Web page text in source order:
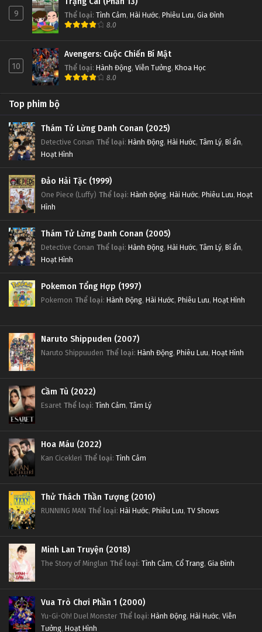
9 Thể loại: Tình Cảm, Hài Hước, Phiêu Lưu, Gia Đình
8.0
10
Avengers: Cuộc Chiến Bí Mật
Thể loại: Hành Động, Viễn Tưởng, Khoa Học
8.0
Top phim bộ
Thám Tử Lừng Danh Conan (2025)
Detective Conan Thể loại: Hành Động, Hài Hước, Tâm Lý, Bí ẩn,
Hoạt Hình
Đảo Hải Tặc (1999)
One Piece (Luffy) Thể loại: Hành Động, Hài Hước, Phiêu Lưu, Hoạt
Hình
Thám Tử Lừng Danh Conan (2005)
Detective Conan Thể loại: Hành Động, Hài Hước, Tâm Lý, Bí ẩn,
Hoạt Hình
Pokemon Tổng Hợp (1997)
Pokemon Thể loại: Hành Động, Hài Hước, Phiêu Lưu, Hoạt Hình
Naruto Shippuden (2007)
Naruto Shippuuden Thể loại: Hành Động, Phiêu Lưu, Hoạt Hình
Cầm Tù (2022)
Esaret Thể loại: Tình Cảm, Tâm Lý
Hoa Máu (2022)
Kan Cicekleri Thể loại: Tình Cảm
Thử Thách Thần Tượng (2010)
RUNNING MAN Thể loại: Hài Hước, Phiêu Lưu, TV Shows
Minh Lan Truyện (2018)
The Story of Minglan Thể loại: Tình Cảm, Cổ Trang, Gia Đình
Vua Trò Chơi Phần 1 (2000)
Yu-Gi-Oh! Duel Monster Thể loại: Hành Động, Hài Hước, Viễn
Tưởng, Hoạt Hình